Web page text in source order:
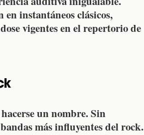
en instantáneos clásicos,
vigentes en el repertorio de
un nombre. Sin
más influyentes del rock.